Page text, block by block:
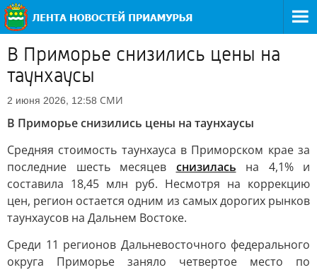
В Приморье снизились цены на
таунхаусы
2 июня 2026, 12:58 СМИ
В Приморье снизились цены на таунхаусы
Средняя стоимость таунхауса в Приморском крае за
последние шесть месяцев снизилась на 4,1% и
составила 18,45 млн руб. Несмотря на коррекцию
цен, регион остается одним из самых дорогих рынков
таунхаусов на Дальнем Востоке.
Среди 11 регионов Дальневосточного федерального
округа Приморье заняло четвертое место по